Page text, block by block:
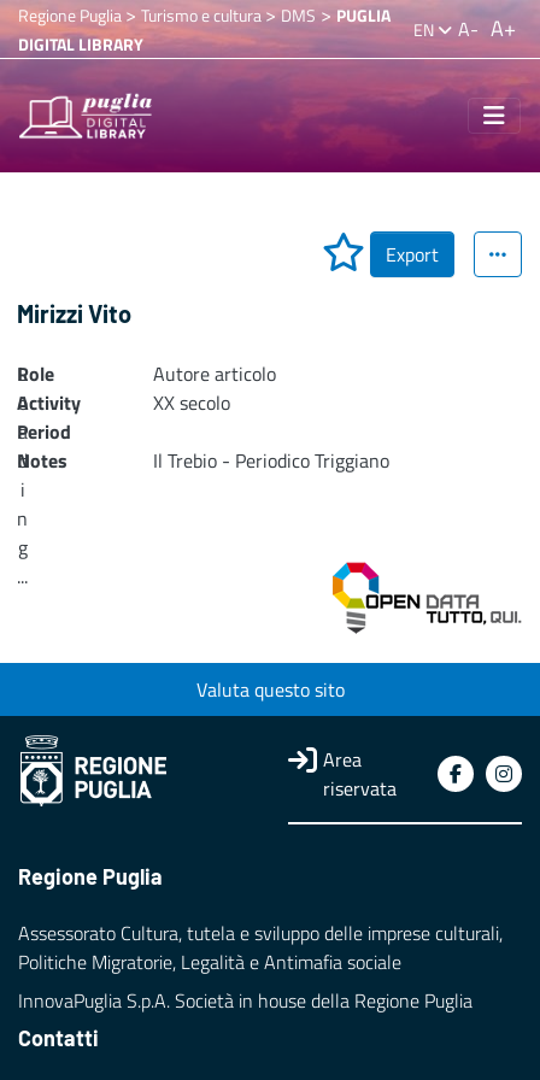
Regione Puglia> Turismo e cultura>DMS > PUGLIA
DIGITAL LIBRARY
EN A- A+
Export
Mirizzi Vito
L
o
a
d
i
n
g
...
Role
Autore articolo
Activity
Period
XX secolo
Notes
Il Trebio - Periodico Triggiano
Valuta questo sito
Area
riservata
Regione Puglia
Assessorato Cultura, tutela e sviluppo delle imprese culturali,
Politiche Migratorie, Legalità e Antimafia sociale
InnovaPuglia S.p.A. Società in house della Regione Puglia
Contatti